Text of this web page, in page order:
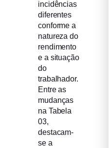
incidências
diferentes
conforme a
natureza do
rendimento
e a situação
do
trabalhador.
Entre as
mudanças
na Tabela
03,
destacam-
se a